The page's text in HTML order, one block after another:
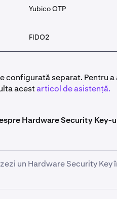
Yubico OTP
FIDO2
configurată separat. Pentru
acestarticol de asistență.
Hardware Security Key-
un Hardware Security Key